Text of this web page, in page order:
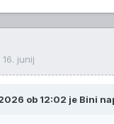
16. junij
ob 12:02 je Bini